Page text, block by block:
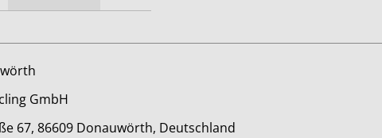
GmbH
67, 86609 Donauwörth, Deutschland